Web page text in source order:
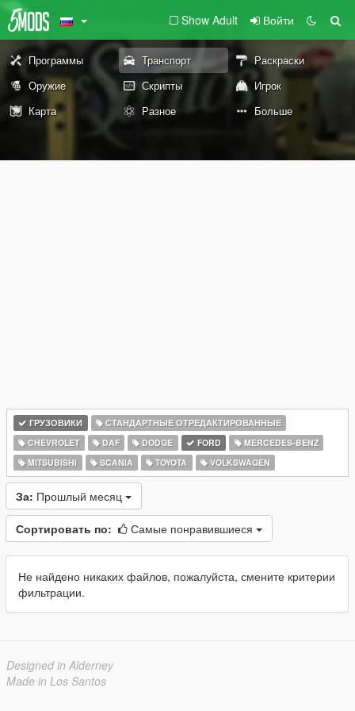
Show Adult Войти
Программы Транспорт
Раскраски
Оружие
Скрипты
Игрок
Карта
Разное Больше
ГРУЗОВИКИ
СТАНДАРТНЫЕ ОТРЕДАКТИРОВАННЫЕ
CHEVROLET
DAF DODGE FORD
MERCEDES-BENZ
MITSUBISHI
SCANIA TOYOTA VOLKSWAGEN
За: Прошлый месяц
Сортировать по: Самые понравившиеся
Не найдено никаких файлов, пожалуйста, смените критерии
фильтрации.
Designed in Alderney
Made in Los Santos